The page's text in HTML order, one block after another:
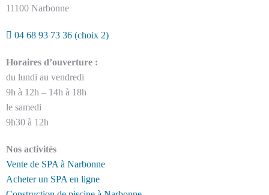
11100 Narbonne
04 68 93 73 36 (choix 2)
Horaires d’ouverture :
du lundi au vendredi
9h à 12h – 14h à 18h
le samedi
9h30 à 12h
Nos activités
Vente de SPA à Narbonne
Acheter un SPA en ligne